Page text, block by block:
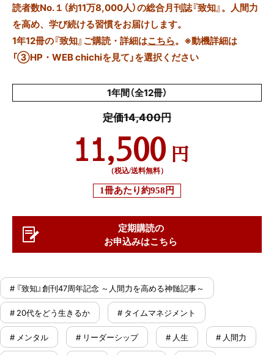
読者数No.１（約11万8,000人）の総合月刊誌『致知』。人間力
を高め、学び続ける習慣をお届けします。
1年12冊の『致知』ご購読・詳細はこちら。 ※動機詳細は
「③HP・WEB chichiを見て」を選択ください
1年間（全12冊）
定価14,400円
11,500 円
（税込/送料無料）
1冊あたり約958円
定期購読の
お申込みはこちら
# 『致知』創刊47周年記念 ～人間力を高める神髄記事～
# 20代をどう生きるか # タイムマネジメント
# メンタル # リーダーシップ # 人生 # 人間力